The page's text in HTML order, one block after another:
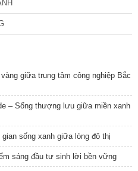
giữa trung tâm công nghiệp Bắc
– Sống thượng lưu giữa miền xanh
sống xanh giữa lòng đô thị
sáng đầu tư sinh lời bền vững